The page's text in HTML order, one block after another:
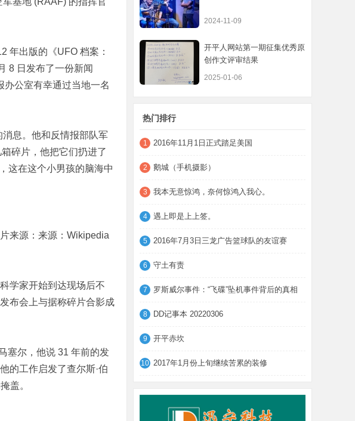
年出版的《UFO 档案：
8 日发布了一份新闻
办公室有幸通过当地一名
消息。他和反情报部队军
碎片，他把它们扔进了
这在这个小男孩的脑海中
来源：来源：Wikipedia
学家开始到达现场后不
布会上与据称碎片合影成
塞尔，他说 31 年前的发
的工作启发了查尔斯·伯
盖。
2024-11-09
开平人网站第一期征集优秀原
创作文评审结果
2025-01-06
热门排行
1 2016年11月1日正式踏足美国
2 鹅城（手机摄影）
3 我本无意惊鸿，奈何惊鸿入我心。
4 遇上即是上上签。
5 2016年7月3日三龙广告篮球队的友谊赛
6 守土有责
7 罗斯威尔事件：“飞碟”坠机事件背后的真相
8 DD记事本 20220306
9 开平赤坎
10 2017年1月份上旬继续苦累的装修